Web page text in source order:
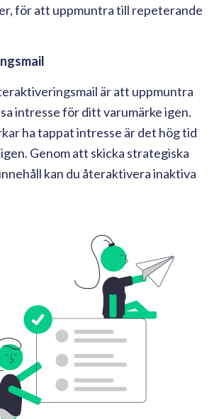
för att uppmuntra till repeterande
är att uppmuntra
intresse för ditt varumärke igen.
ha tappat intresse är det hög tid
Genom att skicka strategiska
kan du återaktivera inaktiva